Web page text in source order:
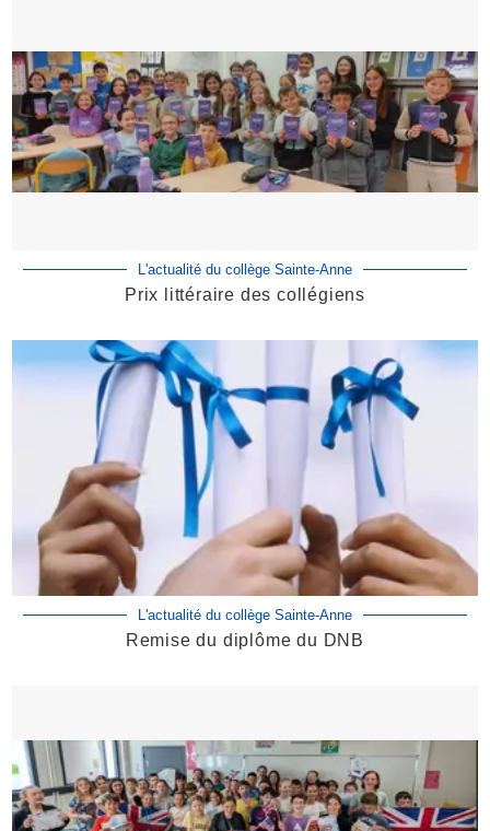
L'actualité du collège Sainte-Anne
Prix littéraire des collégiens
L'actualité du collège Sainte-Anne
Remise du diplôme du DNB